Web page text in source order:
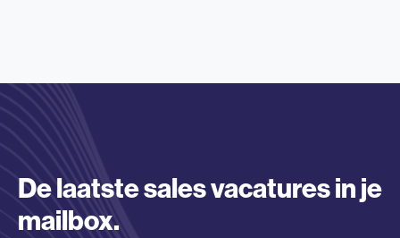
De laatste sales vacatures in je
mailbox.